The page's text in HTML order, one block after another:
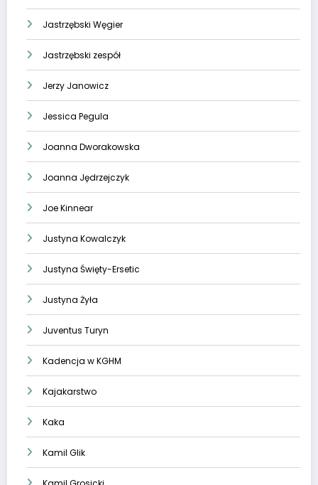
Jastrzębski Węgier
Jastrzębski zespół
Jerzy Janowicz
Jessica Pegula
Joanna Dworakowska
Joanna Jędrzejczyk
Joe Kinnear
Justyna Kowalczyk
Justyna Święty-Ersetic
Justyna Żyła
Juventus Turyn
Kadencja w KGHM
Kajakarstwo
Kaka
Kamil Glik